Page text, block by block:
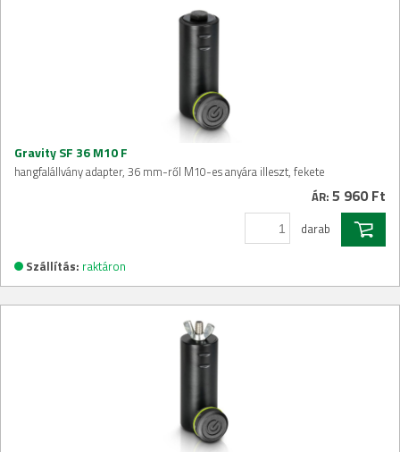
Gravity SF 36 M10 F
hangfalállvány adapter, 36 mm-ről M10-es anyára illeszt, fekete
ÁR: 5 960 Ft
darab
Szállítás: raktáron